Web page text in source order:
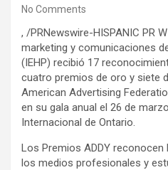
No Comments
, /PRNewswire-HISPANIC PR
marketing y comunicaciones
(IEHP) recibió 17
cuatro premios de oro y siete
American Advertising
en su gala anual el 26 de
Internacional de Ontario.
Los Premios ADDY
los medios profesionales y